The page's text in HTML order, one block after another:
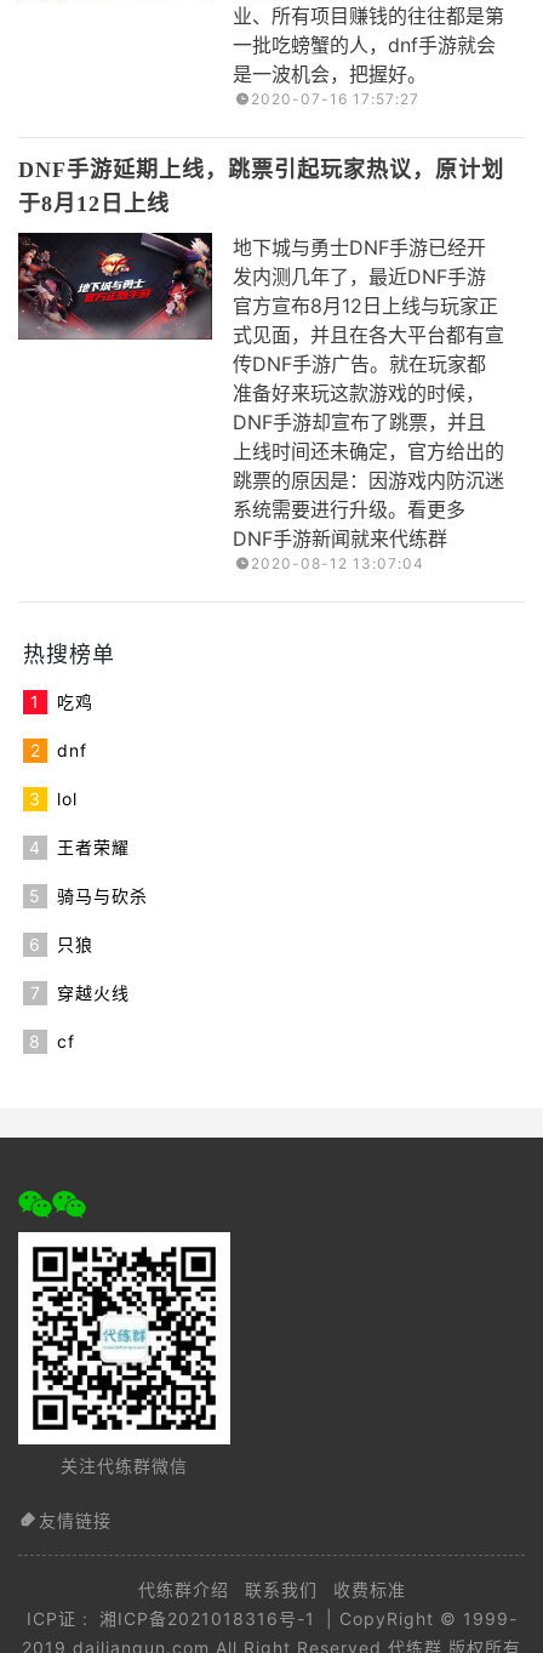
业、所有项目赚钱的往往都是第
一批吃螃蟹的人，dnf手游就会
是一波机会，把握好。
2020-07-16 17:57:27
DNF手游延期上线，跳票引起玩家热议，原计划
于8月12日上线
地下城与勇士DNF手游已经开
发内测几年了，最近DNF手游
官方宣布8月12日上线与玩家正
式见面，并且在各大平台都有宣
传DNF手游广告。就在玩家都
准备好来玩这款游戏的时候，
DNF手游却宣布了跳票，并且
上线时间还未确定，官方给出的
跳票的原因是：因游戏内防沉迷
系统需要进行升级。看更多
DNF手游新闻就来代练群
2020-08-12 13:07:04
热搜榜单
1 吃鸡
2 dnf
3 lol
4 王者荣耀
5 骑马与砍杀
6 只狼
7 穿越火线
8 cf
关注代练群微信
友情链接
代练群介绍 联系我们
收费标准
ICP证 :
湘ICP备2021018316号-1
| CopyRight © 1999-
2019 dailianqun.com All Right Reserved 代练群 版权所有